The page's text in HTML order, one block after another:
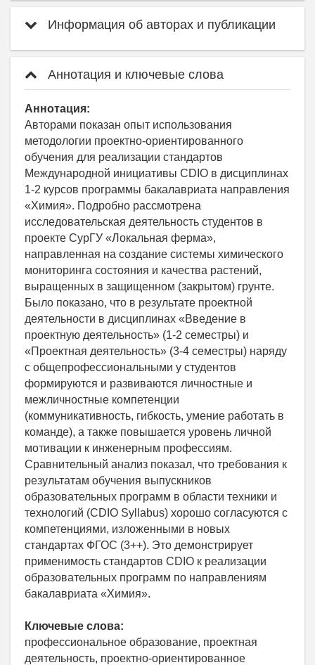
Информация об авторах и публикации
Аннотация и ключевые слова
Аннотация:
Авторами показан опыт использования
методологии проектно-ориентированного
обучения для реализации стандартов
Международной инициативы CDIO в дисциплинах
1-2 курсов программы бакалавриата направления
«Химия». Подробно рассмотрена
исследовательская деятельность студентов в
проекте СурГУ «Локальная ферма»,
направленная на создание системы химического
мониторинга состояния и качества растений,
выращенных в защищенном (закрытом) грунте.
Было показано, что в результате проектной
деятельности в дисциплинах «Введение в
проектную деятельность» (1-2 семестры) и
«Проектная деятельность» (3-4 семестры) наряду
с общепрофессиональными у студентов
формируются и развиваются личностные и
межличностные компетенции
(коммуникативность, гибкость, умение работать в
команде), а также повышается уровень личной
мотивации к инженерным профессиям.
Сравнительный анализ показал, что требования к
результатам обучения выпускников
образовательных программ в области техники и
технологий (CDIO Syllabus) хорошо согласуются с
компетенциями, изложенными в новых
стандартах ФГОС (3++). Это демонстрирует
применимость стандартов CDIO к реализации
образовательных программ по направлениям
бакалавриата «Химия».
Ключевые слова:
профессиональное образование, проектная
деятельность, проектно-ориентированное